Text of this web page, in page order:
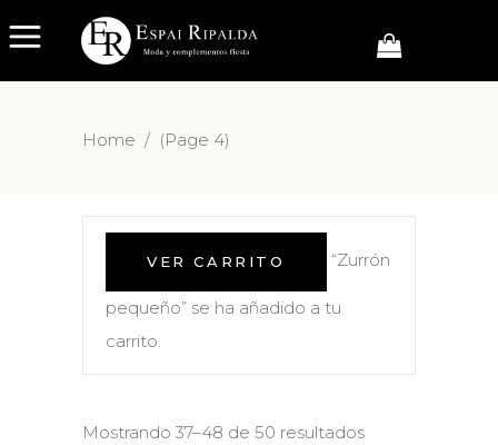
Home / (Page 4)
VER CARRITO “Zurrón
pequeño” se ha añadido a tu
carrito.
Mostrando 37–48 de 50 resultados